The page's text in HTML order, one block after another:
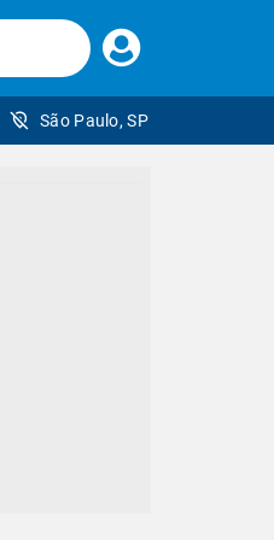
Faça
seu
São Paulo, SP